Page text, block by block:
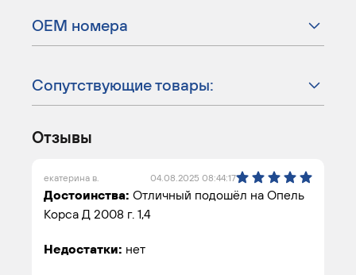
ОЕМ номера
Сопутствующие товары:
Отзывы
екатерина в. 04.08.2025 08:44:17
Достоинства: Отличный подошёл на Опель
Корса Д 2008 г. 1,4
Недостатки: нет